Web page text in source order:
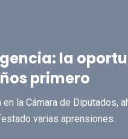
la
primero
la Cámara de Diputados,
varias aprensiones.